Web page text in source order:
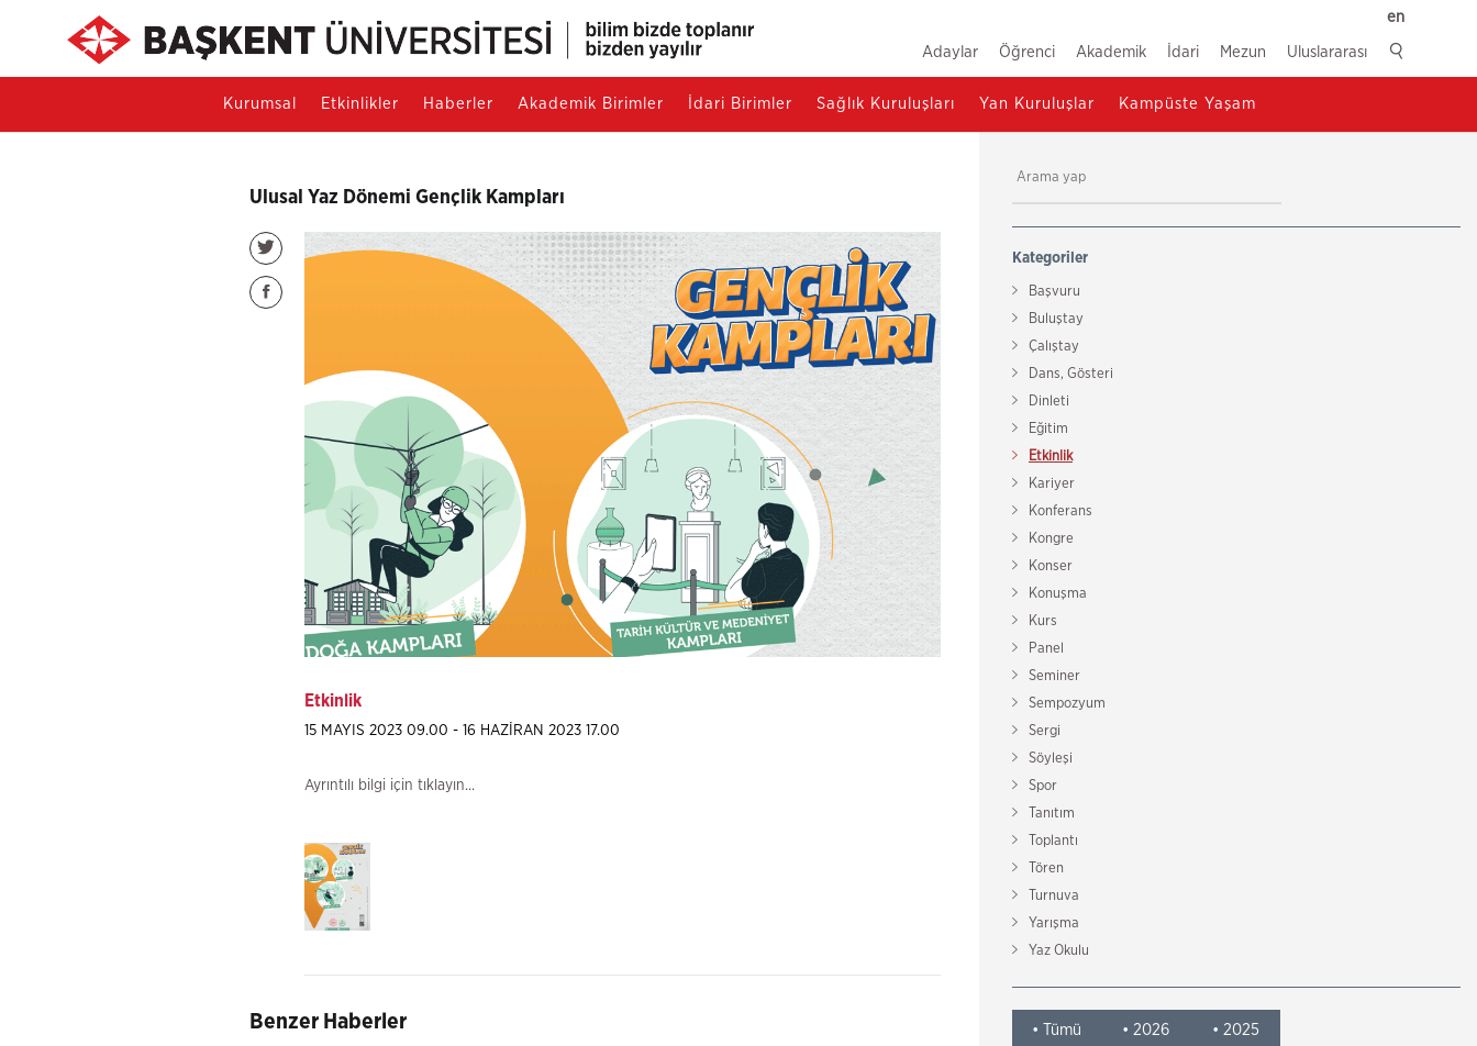
en
Adaylar Öğrenci Akademik İdari Mezun Uluslararası
Kurumsal Etkinlikler Haberler Akademik Birimler İdari Birimler Sağlık Kuruluşları Yan Kuruluşlar Kampüste Yaşam
Ulusal Yaz Dönemi Gençlik Kampları
Etkinlik
15 MAYIS 2023 09.00 - 16 HAZİRAN 2023 17.00
Ayrıntılı bilgi için tıklayın...
Benzer Haberler
Kategoriler
Başvuru
Buluştay
Çalıştay
Dans, Gösteri
Dinleti
Eğitim
Etkinlik
Kariyer
Konferans
Kongre
Konser
Konuşma
Kurs
Panel
Seminer
Sempozyum
Sergi
Söyleşi
Spor
Tanıtım
Toplantı
Tören
Turnuva
Yarışma
Yaz Okulu
• Tümü • 2026 • 2025